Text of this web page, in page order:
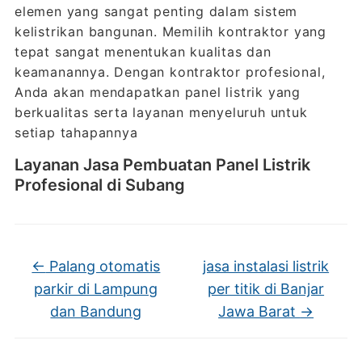
elemen yang sangat penting dalam sistem
kelistrikan bangunan. Memilih kontraktor yang
tepat sangat menentukan kualitas dan
keamanannya. Dengan kontraktor profesional,
Anda akan mendapatkan panel listrik yang
berkualitas serta layanan menyeluruh untuk
setiap tahapannya
Layanan Jasa Pembuatan Panel Listrik
Profesional di Subang
← Palang otomatis
parkir di Lampung
dan Bandung
jasa instalasi listrik
per titik di Banjar
Jawa Barat →